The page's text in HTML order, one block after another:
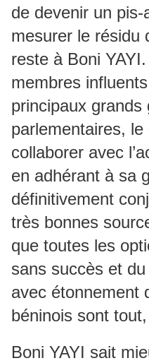
de devenir un
mesurer le résidu
reste à Boni
membres
principaux grands
parlementaires, le
collaborer avec
en adhérant à sa
définitivement
très bonnes
que toutes les
sans succès et
avec étonnement
béninois sont
Boni YAYI sait